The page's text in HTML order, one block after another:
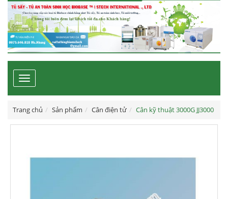
Toggle
navigation
Trang chủ Sản phẩm Cân điện tử Cân kỹ thuật 3000G JJ3000